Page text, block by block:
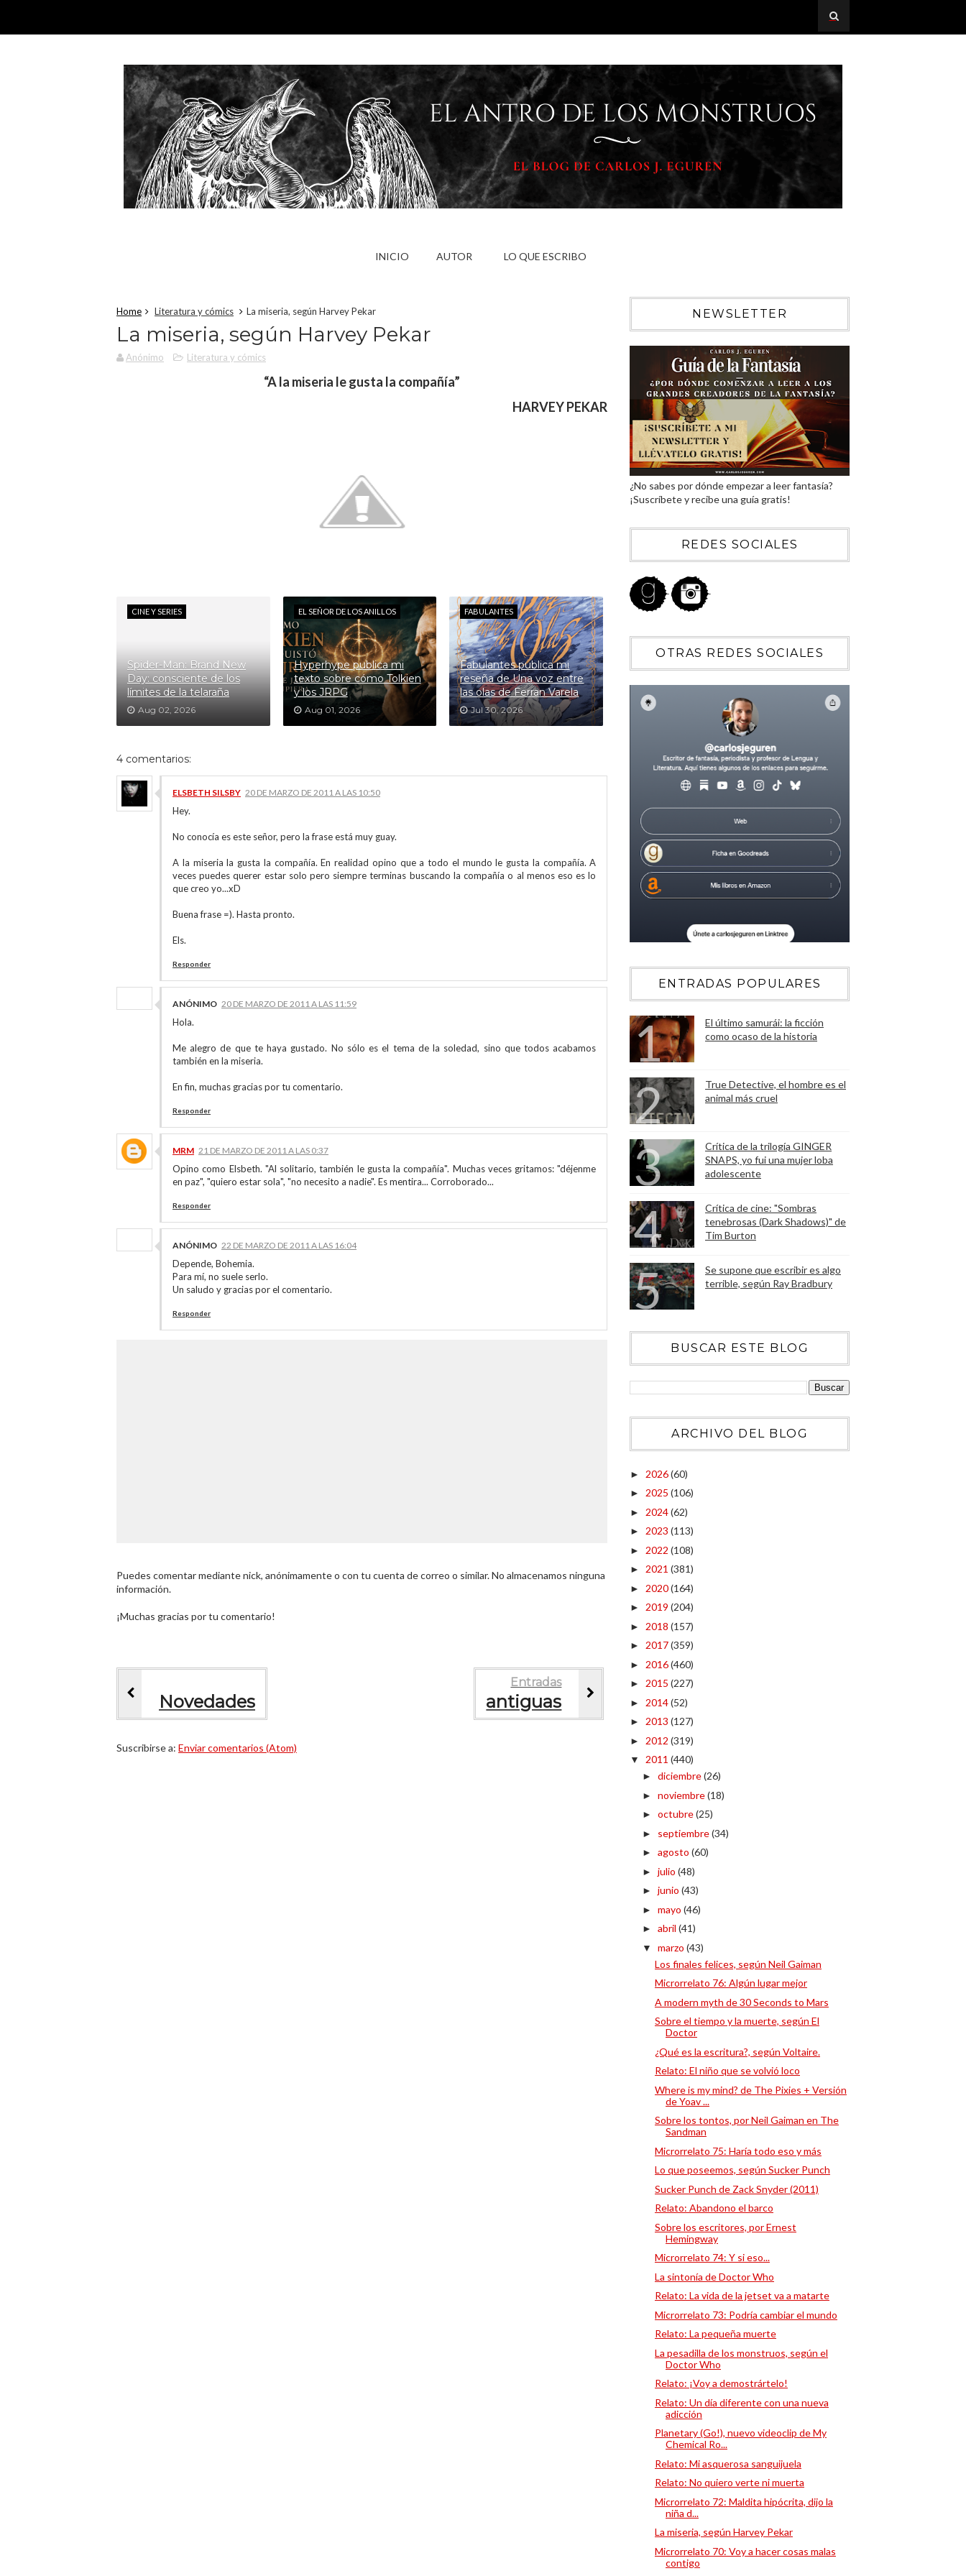
INICIO AUTOR LO QUE ESCRIBO
Home Literatura y cómics La miseria, según Harvey Pekar
La miseria, según Harvey Pekar
Anónimo Literatura y cómics
“A la miseria le gusta la compañía”
HARVEY PEKAR
CINE Y SERIES
Spider-Man: Brand New
Day: consciente de los
límites de la telaraña
Aug 02, 2026
EL SEÑOR DE LOS ANILLOS
Hyperhype publica mi
texto sobre cómo Tolkien
y los JRPG
Aug 01, 2026
FABULANTES
Fabulantes publica mi
reseña de Una voz entre
las olas de Ferran Varela
Jul 30, 2026
4 comentarios:
ELSBETH SILSBY 20 DE MARZO DE 2011 A LAS 10:50
Hey.
No conocía es este señor, pero la frase está muy guay.
A la miseria la gusta la compañía. En realidad opino que a todo el mundo le gusta la compañía. A
veces puedes querer estar solo pero siempre terminas buscando la compañía o al menos eso es lo
que creo yo...xD
Buena frase =). Hasta pronto.
Els.
Responder
ANÓNIMO 20 DE MARZO DE 2011 A LAS 11:59
Hola.
Me alegro de que te haya gustado. No sólo es el tema de la soledad, sino que todos acabamos
también en la miseria.
En fin, muchas gracias por tu comentario.
Responder
MRM 21 DE MARZO DE 2011 A LAS 0:37
Opino como Elsbeth. "Al solitario, también le gusta la compañía". Muchas veces gritamos: "déjenme
en paz", "quiero estar sola", "no necesito a nadie". Es mentira... Corroborado...
Responder
ANÓNIMO 22 DE MARZO DE 2011 A LAS 16:04
Depende, Bohemia.
Para mí, no suele serlo.
Un saludo y gracias por el comentario.
Responder
Puedes comentar mediante nick, anónimamente o con tu cuenta de correo o similar. No almacenamos ninguna
información.
¡Muchas gracias por tu comentario!
Novedades
Entradas
antiguas
Suscribirse a: Enviar comentarios (Atom)
NEWSLETTER
¿No sabes por dónde empezar a leer fantasía?
¡Suscríbete y recibe una guía gratis!
REDES SOCIALES
OTRAS REDES SOCIALES
ENTRADAS POPULARES
El último samurái: la ficción
como ocaso de la historia
True Detective, el hombre es el
animal más cruel
Crítica de la trilogía GINGER
SNAPS, yo fui una mujer loba
adolescente
Crítica de cine: "Sombras
tenebrosas (Dark Shadows)" de
Tim Burton
Se supone que escribir es algo
terrible, según Ray Bradbury
BUSCAR ESTE BLOG
ARCHIVO DEL BLOG
► 2026(60)
► 2025 (106)
► 2024(62)
► 2023 (113)
► 2022 (108)
► 2021 (381)
► 2020(164)
► 2019 (204)
► 2018 (157)
► 2017(359)
► 2016(460)
► 2015 (227)
► 2014(52)
► 2013 (127)
► 2012 (319)
▼ 2011 (440)
► diciembre(26)
► noviembre(18)
► octubre(25)
► septiembre(34)
► agosto (60)
► julio (48)
► junio (43)
► mayo (46)
► abril (41)
▼ marzo (43)
Los finales felices, según Neil Gaiman
Microrrelato 76: Algún lugar mejor
A modern myth de 30 Seconds to Mars
Sobre el tiempo y la muerte, según El
Doctor
¿Qué es la escritura?, según Voltaire.
Relato: El niño que se volvió loco
Where is my mind? de The Pixies + Versión
de Yoav ...
Sobre los tontos, por Neil Gaiman en The
Sandman
Microrrelato 75: Haría todo eso y más
Lo que poseemos, según Sucker Punch
Sucker Punch de Zack Snyder (2011)
Relato: Abandono el barco
Sobre los escritores, por Ernest
Hemingway
Microrrelato 74: Y si eso...
La sintonía de Doctor Who
Relato: La vida de la jetset va a matarte
Microrrelato 73: Podría cambiar el mundo
Relato: La pequeña muerte
La pesadilla de los monstruos, según el
Doctor Who
Relato: ¡Voy a demostrártelo!
Relato: Un día diferente con una nueva
adicción
Planetary (Go!), nuevo videoclip de My
Chemical Ro...
Relato: Mi asquerosa sanguijuela
Relato: No quiero verte ni muerta
Microrrelato 72: Maldita hipócrita, dijo la
niña d...
La miseria, según Harvey Pekar
Microrrelato 70: Voy a hacer cosas malas
contigo